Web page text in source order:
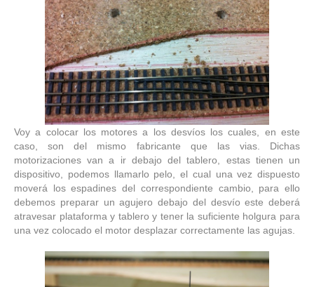
Voy a colocar los motores a los desvíos los cuales, en este
caso, son del mismo fabricante que las vias. Dichas
motorizaciones van a ir debajo del tablero, estas tienen un
dispositivo, podemos llamarlo pelo, el cual una vez dispuesto
moverá los espadines del correspondiente cambio, para ello
debemos preparar un agujero debajo del desvío este deberá
atravesar plataforma y tablero y tener la suficiente holgura para
una vez colocado el motor desplazar correctamente las agujas.